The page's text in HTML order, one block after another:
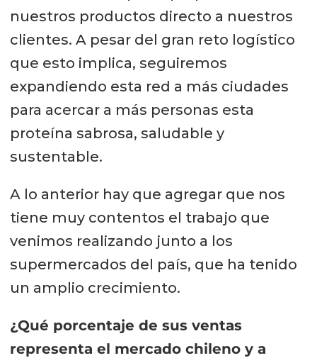
nuestros productos directo a nuestros
clientes. A pesar del gran reto logístico
que esto implica, seguiremos
expandiendo esta red a más ciudades
para acercar a más personas esta
proteína sabrosa, saludable y
sustentable.
A lo anterior hay que agregar que nos
tiene muy contentos el trabajo que
venimos realizando junto a los
supermercados del país, que ha tenido
un amplio crecimiento.
¿Qué porcentaje de sus ventas
representa el mercado chileno y a